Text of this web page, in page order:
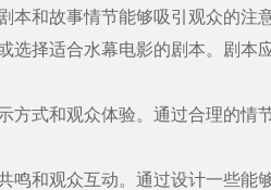
和故事情节能够吸引观众的注
择适合水幕电影的剧本。剧本
式和观众体验。通过合理的情
和观众互动。通过设计一些能